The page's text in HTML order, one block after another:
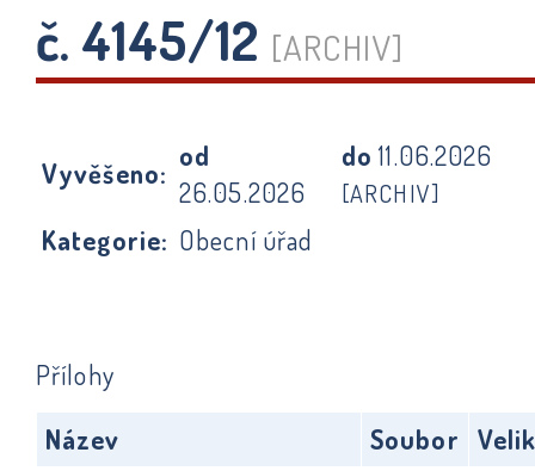
č. 4145/12 [ARCHIV]
Vyvěšeno:
od
26.05.2026
do11.06.2026
[ARCHIV]
Kategorie: Obecní úřad
Přílohy
Název
Soubor